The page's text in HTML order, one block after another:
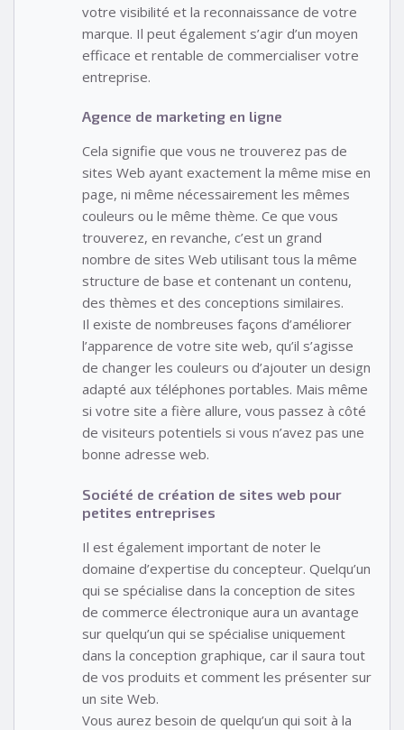
votre visibilité et la reconnaissance de votre
marque. Il peut également s’agir d’un moyen
efficace et rentable de commercialiser votre
entreprise.
Agence de marketing en ligne
Cela signifie que vous ne trouverez pas de
sites Web ayant exactement la même mise en
page, ni même nécessairement les mêmes
couleurs ou le même thème. Ce que vous
trouverez, en revanche, c’est un grand
nombre de sites Web utilisant tous la même
structure de base et contenant un contenu,
des thèmes et des conceptions similaires.
Il existe de nombreuses façons d’améliorer
l’apparence de votre site web, qu’il s’agisse
de changer les couleurs ou d’ajouter un design
adapté aux téléphones portables. Mais même
si votre site a fière allure, vous passez à côté
de visiteurs potentiels si vous n’avez pas une
bonne adresse web.
Société de création de sites web pour
petites entreprises
Il est également important de noter le
domaine d’expertise du concepteur. Quelqu’un
qui se spécialise dans la conception de sites
de commerce électronique aura un avantage
sur quelqu’un qui se spécialise uniquement
dans la conception graphique, car il saura tout
de vos produits et comment les présenter sur
un site Web.
Vous aurez besoin de quelqu’un qui soit à la